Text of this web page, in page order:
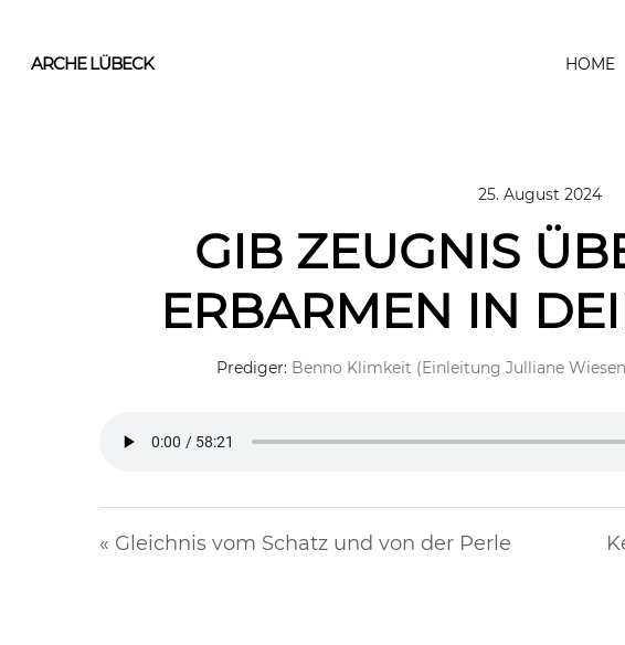
ARCHE LÜBECK HOME
25. August 2024
GIB ZEUGNIS
ERBARMEN IN
Prediger: Benno Klimkeit (Einleitung Julliane
« Gleichnis vom Schatz und von der Perle